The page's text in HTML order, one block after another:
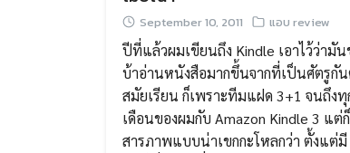
September 10, 2011 แอบ review
ปีที่แล้วผมเขียนถึง Kindle เอาไว้ว่ามั
บ้าอ่านหนังสือมากขึ้นจากที่เป็นศัตรูกั
สมัยเรียน ก็เพราะทีมแฝด 3+1 จนถึงทุ
เดือนของผมกับ Amazon Kindle 3 แต่
สารภาพแบบน่าเขกกะโหลกว่า ตั้งแต่มี